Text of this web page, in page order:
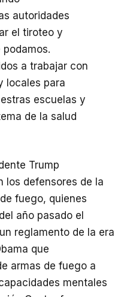
autoridades
el tiroteo y
a trabajar con
locales para
escuelas y
de la salud
Trump
los defensores de la
fuego, quienes
año pasado el
reglamento de la era
que
armas de fuego a
mentales